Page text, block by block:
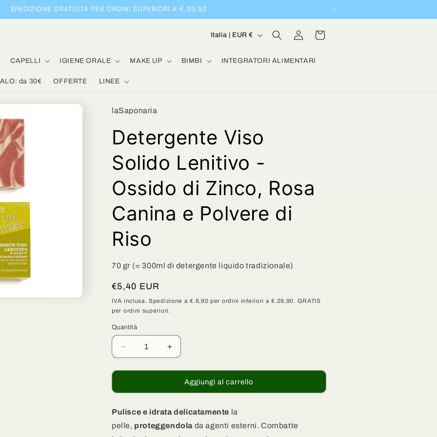
SPEDIZIONE GRATUITA PER ORDINI SUPERIORI A €.29,90
CAPELLI IGIENE ORALE MAKE UP BIMBI INTEGRATORI ALIMENTARI
da 30€ OFFERTE LINEE
P
e
r
a
g
e
o
a
c
Italia | EUR € Accedi Carrello
laSaponaria
Detergente Viso
Solido Lenitivo -
Ossido di Zinco, Rosa
Canina e Polvere di
Riso
70 gr (= 300ml di detergente liquido tradizionale)
Prezzo
di
listino
€5,40 EUR
IVA inclusa. Spedizione a €.6,90 per ordini inferiori a €.29,90. GRATIS
per ordini superiori.
Quantità
Quantità
Diminuisci
quantità
per
Viso
Lenitivo
-
Ossido
Aumenta
quantità
per
Detergente
Viso
Lenitivo
-
Aggiungi al carrello
Pulisce e idrata delicatamente la
pelle, proteggendola da agenti esterni. Combatte